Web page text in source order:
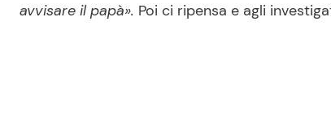
avvisare il papà». Poi ci ripensa e agli